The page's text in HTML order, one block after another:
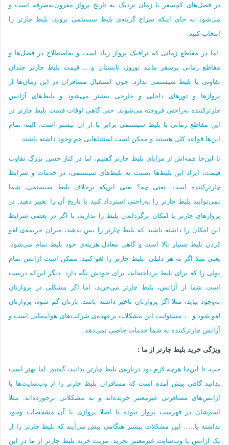
در فصل‌های کم‌سفر یا زمان‌ نزدیک به تاریخ پرواز مقرون‌به‌صرفه است و
می‌شود به جای اینکه سراغ گزینه‌ی بلیط سیستمی بروید، بلیط چارتر را
انتخاب کنید.
اما در مقاطع زمانی که ترافیک پرواز زیاد است و به‌اصطلاح در فصل‌ها و
مقاطع زمانی پرسفر مانند نوروز، تابستان و...، قیمت بلیط چارتر چندان
تفاوتی با بلیط سیستمی ندارد. چون استقبال مسافران در این زمان‌ها از
پروازها و تورهای داخلی و خارجی بیشتر می‌شود و بلیط‌های آژانس
چارترکننده به‌راحتی فروخته می‌شوند. حتی گاهی اوقات قیمت بلیط چارتر در
این مقاطع زمانی با بلیط سیستمی برابر یا از آن بیشتر است. البته تمام
این‌ها قواعد کلی هستند و ممکن است استثناهایی هم وجود داشته باشند.
تا این‌جا همه‌اش از مزایای بلیط چارتر گفتیم، اما در کنار حسن بزرگِ تفاوت
قیمت، ایراد این بلیط‌ها نسبت به بلیط‌های سیستمی، در خدمات و شرایط
چارترکننده است. یعنی چه؟ یعنی این‌که برخلاف بلیط سیستمی، شما
نمی‌توانید بلیط چارتر را به‌راحتی استرداد کنید یا تاریخ آن را تغییر دهید. در
پروازهای چارتر یا امکان برگرداندن بلیط را ندارید، یا اگر در بعضی شرایط
این امکان را داشته باشید که بلیط چارتر را پس بدهید، میزان جریمه‌ی لغو
کردن بلیط بسیار بالا است و گاهی معادل هزینه‌ی خود بلیط تمام می‌شود.
یعنی مثلا اگر به هر دلیلی بلیط چارتر را لغو کنید، ممکن است آژانس تمام
پولی را که برای بلیط پرداخته‌اید، برای خودش نگه‌ دارد. دیگر این‌که درست
است شما از آژانس، بلیط چارتر می‌خرید، اما اگر مشکلی در پروازتان
به‌وجود بیاید، مثلا اگر پروازتان تاخیر داشته باشد، بارتان گم شود، پروازتان
لغو شود و...، مسئولیت این مشکلات برعهده‌ی شرکت‌های هواپیمایی است و
آژانس چارترکننده به شما خدمات خاصی نمی‌دهد.
ویژگی خرید‌ بلیط چارتر از ما :
خب، تا این‌جا هرچه لازم بود درباره‌ی بلیط چارتر بدانید، گفتیم. اما بهتر است
بدانید گاهی پیش آمده است که مسافران بلیط چارتر را از وب‌سایت‌ها یا
آژانس‌های مسافرتی غیرمعتبر خریده‌اند و به مشکلاتی برخورده‌اند. مثلا
اسم‌شان در فهرست پرواز نبوده یا اصلا پروازی با آن مشخصات وجود
نداشته یا... . این مشکلات بیشتر هنگامی پیش می‌آیند که بلیط چارتر را از
یک آژانس یا وب‌سایت غیرمعتبر بخرید. مزیت خرید بلیط چارتر از ما در این